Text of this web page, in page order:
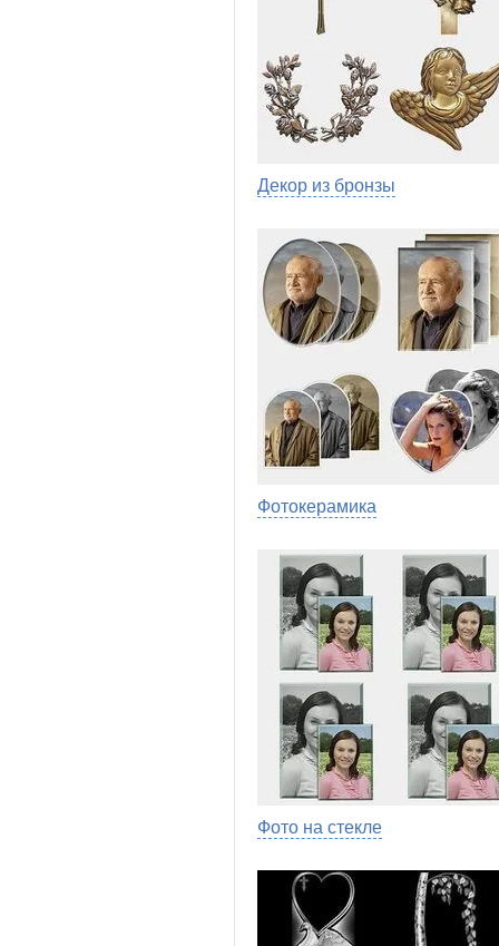
Декор из бронзы
Фотокерамика
Фото на стекле